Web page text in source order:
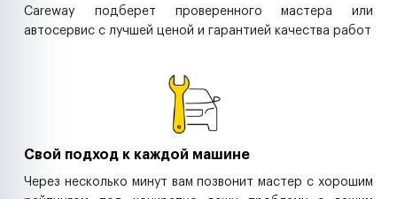
Careway подберет проверенного мастера или
автосервис с лучшей ценой и гарантией качества работ
Свой подход к каждой машине
Через несколько минут вам позвонит мастер с хорошим